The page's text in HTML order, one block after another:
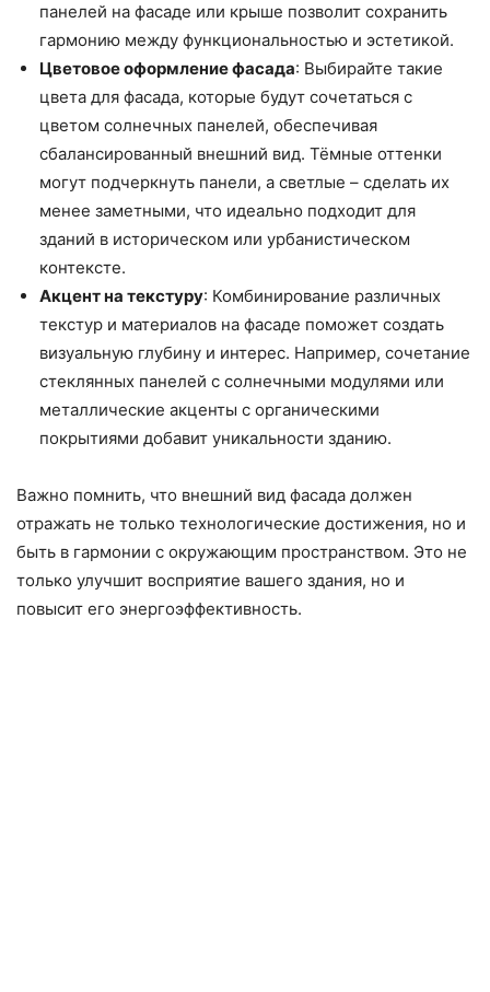
панелей на фасаде или крыше позволит сохранить
гармонию между функциональностью и эстетикой.
Цветовое оформление фасада: Выбирайте такие
цвета для фасада, которые будут сочетаться с
цветом солнечных панелей, обеспечивая
сбалансированный внешний вид. Тёмные оттенки
могут подчеркнуть панели, а светлые – сделать их
менее заметными, что идеально подходит для
зданий в историческом или урбанистическом
контексте.
Акцент на текстуру: Комбинирование различных
текстур и материалов на фасаде поможет создать
визуальную глубину и интерес. Например, сочетание
стеклянных панелей с солнечными модулями или
металлические акценты с органическими
покрытиями добавит уникальности зданию.
Важно помнить, что внешний вид фасада должен
отражать не только технологические достижения, но и
быть в гармонии с окружающим пространством. Это не
только улучшит восприятие вашего здания, но и
повысит его энергоэффективность.